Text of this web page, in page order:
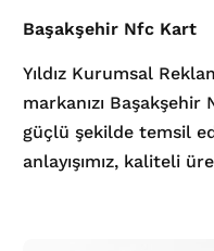
Başakşehir Nfc Kart
Yıldız Kurumsal
markanızı
güçlü şekilde temsil
anlayışımız, kaliteli